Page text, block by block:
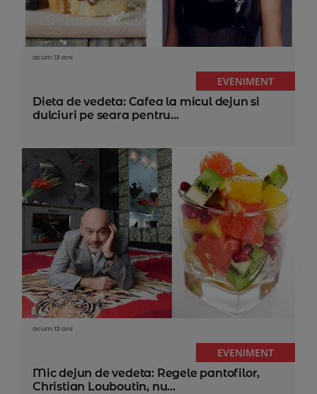
acum 13 ani
EVENIMENT
Dieta de vedeta: Cafea la micul dejun si
dulciuri pe seara pentru...
acum 13 ani
EVENIMENT
Mic dejun de vedeta: Regele pantofilor,
Christian Louboutin, nu...